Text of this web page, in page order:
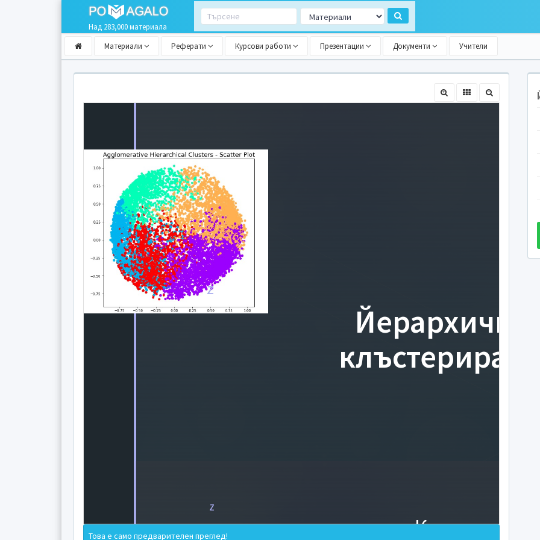
Над 283,000 материала
Материали Реферати Курсови работи Презентации Документи Учители
z
Йерархично
клъстериране
z
Какво е
Това е само предварителен преглед!